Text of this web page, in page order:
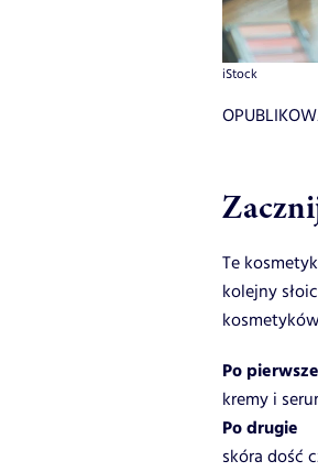
iStock
Te
kolejny
Po pierwsze
kremy i
Po drugie
skóra dość